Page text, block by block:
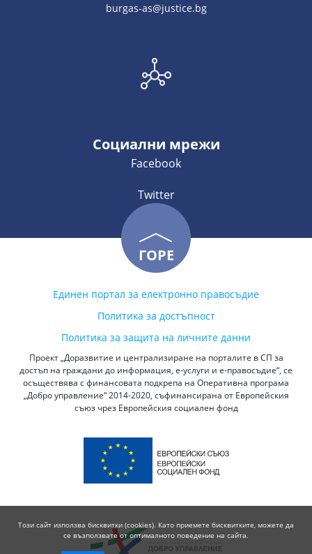
burgas-as@justice.bg
Социални мрежи
Facebook
Twitter
ГОРЕ
Единен портал за електронно правосъдие
Политика за достъпност
Политика за защита на личните данни
Проект „Доразвитие и централизиране на порталите в СП за
достъп на граждани до информация, е-услуги и е-правосъдие“, се
осъществява с финансовата подкрепа на Оперативна програма
„Добро управление“ 2014-2020, съфинансирана от Европейския
съюз чрез Европейския социален фонд
Този сайт използва бисквитки (cookies). Като приемете бисквитките, можете да
се възползвате от оптималното поведение на сайта.